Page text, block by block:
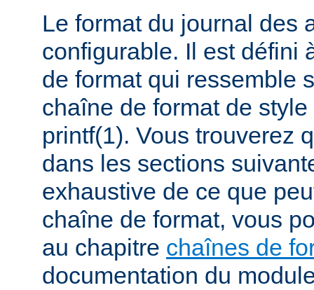
Le format du journal des
configurable. Il est défini
de format qui ressemble
chaîne de format de
printf(1). Vous trouverez
dans les sections
exhaustive de ce que
chaîne de format, vous
au chapitre chaînes de
documentation du